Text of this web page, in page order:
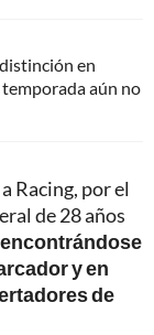
en
aún no
Racing, por el
de 28 años
encontrándose
y en
de